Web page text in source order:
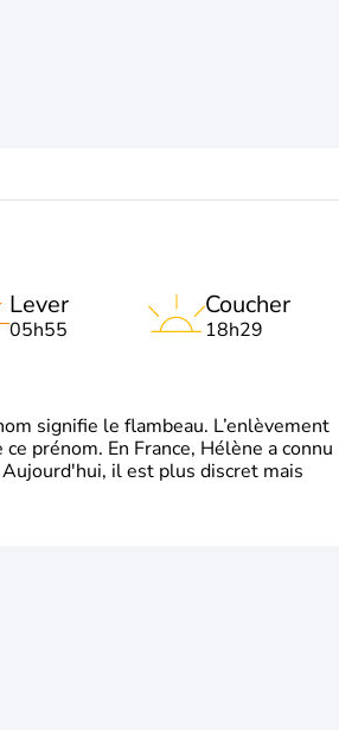
Lever
05h55
Coucher
18h29
signifie le flambeau. L’enlèvement
prénom. En France, Hélène a connu
il est plus discret mais